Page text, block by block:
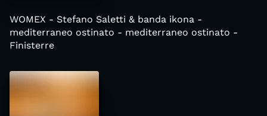
WOMEX - Stefano Saletti & banda ikona -
mediterraneo ostinato - mediterraneo ostinato -
Finisterre